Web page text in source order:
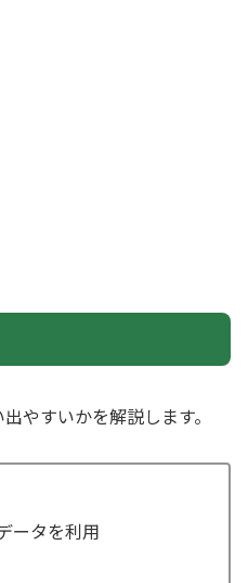
やすいかを解説します。
ータを利用